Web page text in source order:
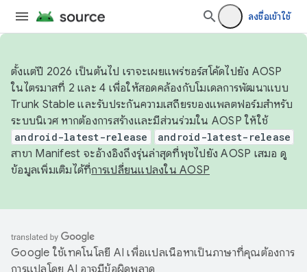
ลงชื่อเข้าใช้
ตั้งแต่ปี 2026 เป็นต้นไป เราจะเผยแพร่ซอร์สโค้ดไปยัง AOSP
ในไตรมาสที่ 2 และ 4 เพื่อให้สอดคล้องกับโมเดลการพัฒนาแบบ
Trunk Stable และรับประกันความเสถียรของแพลตฟอร์มสำหรับ
ระบบนิเวศ หากต้องการสร้างและมีส่วนร่วมใน AOSP ให้ใช้
android-latest-release android-latest-release
สาขา Manifest จะอ้างอิงถึงรุ่นล่าสุดที่พุชไปยัง AOSP เสมอ ดู
ข้อมูลเพิ่มเติมได้ที่การเปลี่ยนแปลงใน AOSP
Google ใช้เทคโนโลยี AI เพื่อแปลเนื้อหาเป็นภาษาที่คุณต้องการ
การแปลโดย AI อาจมีข้อผิดพลาด